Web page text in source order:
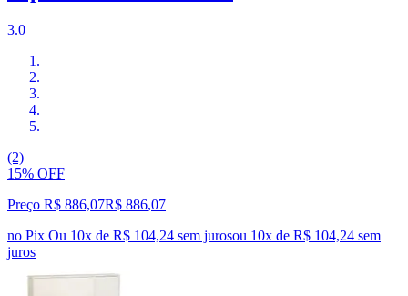
3.0
(2)
15% OFF
Preço R$ 886,07R$ 886,07
no Pix Ou 10x de R$ 104,24 sem jurosou 10x de R$ 104,24 sem
juros